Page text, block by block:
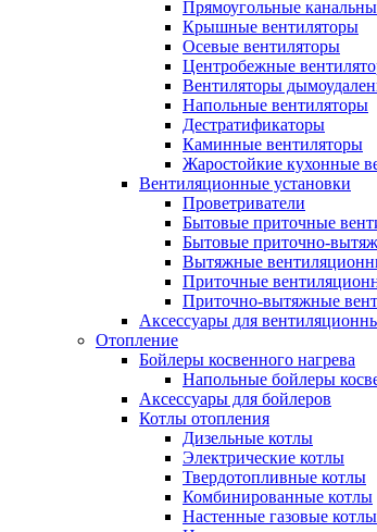
Прямоугольные
Крышные вентиляторы
Осевые вентиляторы
Центробежные
Вентиляторы
Напольные вентиляторы
Дестратификаторы
Каминные вентиляторы
Жаростойкие кухонные
Вентиляционные установки
Проветриватели
Бытовые приточные
Бытовые приточно-
Вытяжные
Приточные
Приточно-вытяжные
Аксессуары для
Отопление
Бойлеры косвенного нагрева
Напольные бойлеры
Аксессуары для бойлеров
Котлы отопления
Дизельные котлы
Электрические котлы
Твердотопливные котлы
Комбинированные котлы
Настенные газовые котлы